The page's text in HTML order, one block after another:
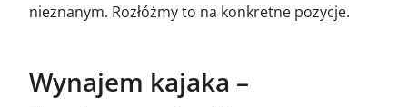
nieznanym. Rozłóżmy to na konkretne pozycje.
Wynajem kajaka –